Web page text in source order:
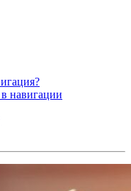
навигации